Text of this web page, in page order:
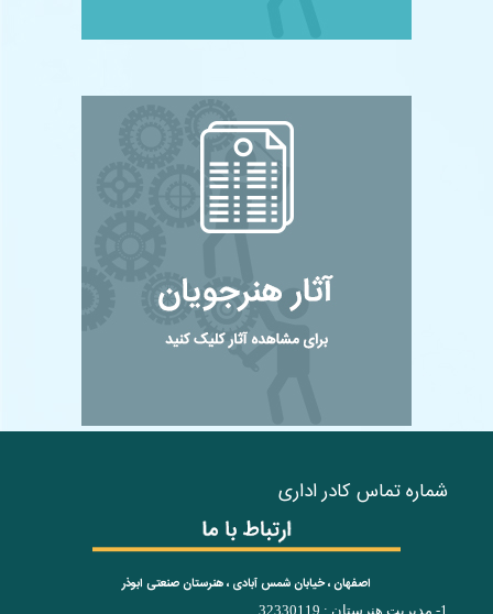
شماره تماس کادر اداری
اصفهان ، خیابان شمس آبادی ، هنرستان صنعتی ابوذر
1- مدیریت هنرستان : 32330119